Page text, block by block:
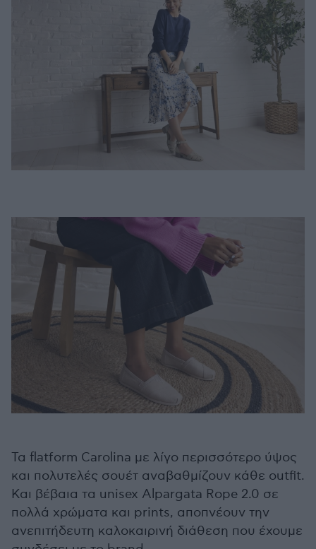
Τα flatform Carolina με λίγο περισσότερο ύψος
και πολυτελές σουέτ αναβαθμίζουν κάθε outfit.
Και βέβαια τα unisex Alpargata Rope 2.0 σε
πολλά χρώματα και prints, αποπνέουν την
ανεπιτήδευτη καλοκαιρινή διάθεση που έχουμε